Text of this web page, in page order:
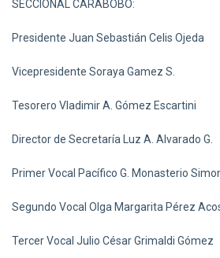
SECCIONAL CARABOBO:
Presidente Juan Sebastián Celis Ojeda
Vicepresidente Soraya Gamez S.
Tesorero Vladimir A. Gómez Escartini
Director de Secretaría Luz A. Alvarado G.
Primer Vocal Pacífico G. Monasterio
Segundo Vocal Olga Margarita Pérez
Tercer Vocal Julio César Grimaldi Gómez